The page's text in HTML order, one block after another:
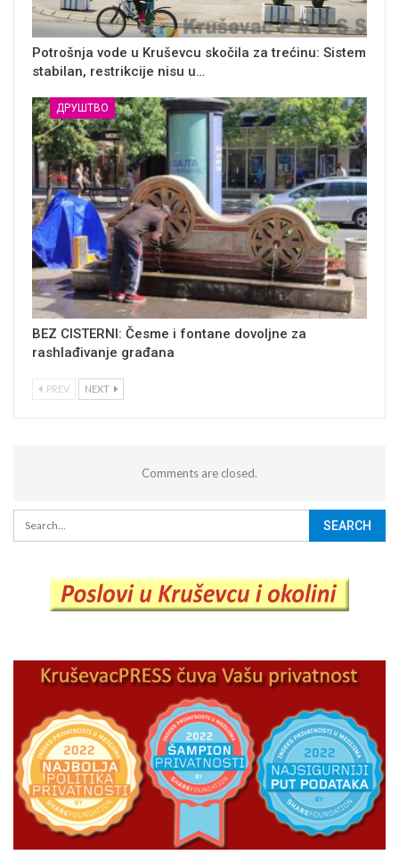
Potrošnja vode u Kruševcu skočila za trećinu: Sistem
stabilan, restrikcije nisu u…
ДРУШТВО
BEZ CISTERNI: Česme i fontane dovoljne za
rashlađivanje građana
PREV NEXT
Comments are closed.